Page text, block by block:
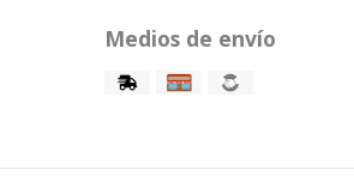
Medios de envío